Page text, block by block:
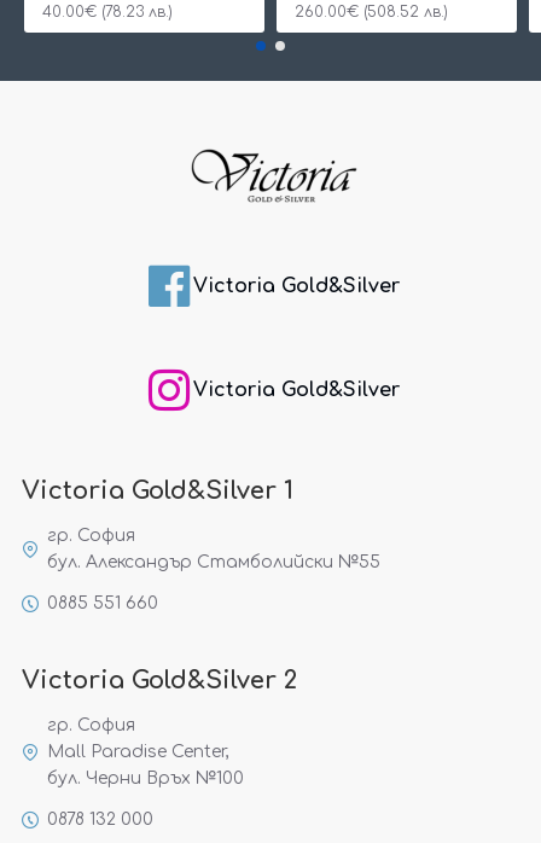
40.00€ (78.23 лв.)
260.00€ (508.52 лв.)
Victoria Gold&Silver
Victoria Gold&Silver
Victoria Gold&Silver 1
гр. София
бул. Александър Стамболийски №55
0885 551 660
Victoria Gold&Silver 2
гр. София
Mall Paradise Center,
бул. Черни Връх №100
0878 132 000